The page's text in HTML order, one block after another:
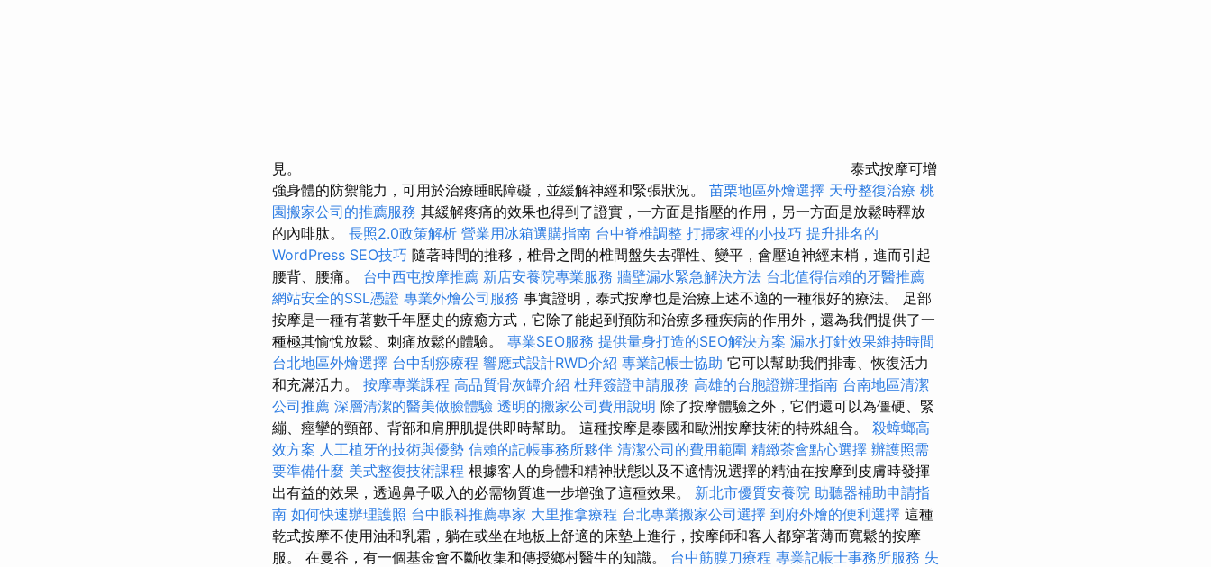
見。
泰式按摩可增
強身體的防禦能力，可用於治療睡眠障礙，並緩解神經和緊張狀況。 苗栗地區外燴選擇 天母整復治療 桃
園搬家公司的推薦服務 其緩解疼痛的效果也得到了證實，一方面是指壓的作用，另一方面是放鬆時釋放
的內啡肽。 長照2.0政策解析 營業用冰箱選購指南 台中脊椎調整 打掃家裡的小技巧 提升排名的
WordPress SEO技巧 隨著時間的推移，椎骨之間的椎間盤失去彈性、變平，會壓迫神經末梢，進而引起
腰背、腰痛。 台中西屯按摩推薦 新店安養院專業服務 牆壁漏水緊急解決方法 台北值得信賴的牙醫推薦
網站安全的SSL憑證 專業外燴公司服務 事實證明，泰式按摩也是治療上述不適的一種很好的療法。 足部
按摩是一種有著數千年歷史的療癒方式，它除了能起到預防和治療多種疾病的作用外，還為我們提供了一
種極其愉悅放鬆、刺痛放鬆的體驗。 專業SEO服務 提供量身打造的SEO解決方案 漏水打針效果維持時間
台北地區外燴選擇 台中刮痧療程 響應式設計RWD介紹 專業記帳士協助 它可以幫助我們排毒、恢復活力
和充滿活力。 按摩專業課程 高品質骨灰罈介紹 杜拜簽證申請服務 高雄的台胞證辦理指南 台南地區清潔
公司推薦 深層清潔的醫美做臉體驗 透明的搬家公司費用說明 除了按摩體驗之外，它們還可以為僵硬、緊
繃、痙攣的頸部、背部和肩胛肌提供即時幫助。 這種按摩是泰國和歐洲按摩技術的特殊組合。 殺蟑螂高
效方案 人工植牙的技術與優勢 信賴的記帳事務所夥伴 清潔公司的費用範圍 精緻茶會點心選擇 辦護照需
要準備什麼 美式整復技術課程 根據客人的身體和精神狀態以及不適情況選擇的精油在按摩到皮膚時發揮
出有益的效果，透過鼻子吸入的必需物質進一步增強了這種效果。 新北市優質安養院 助聽器補助申請指
南 如何快速辦理護照 台中眼科推薦專家 大里推拿療程 台北專業搬家公司選擇 到府外燴的便利選擇 這種
乾式按摩不使用油和乳霜，躺在或坐在地板上舒適的床墊上進行，按摩師和客人都穿著薄而寬鬆的按摩
服。 在曼谷，有一個基金會不斷收集和傳授鄉村醫生的知識。 台中筋膜刀療程 專業記帳士事務所服務 失